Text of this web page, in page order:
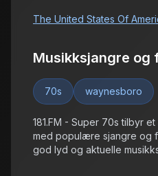
The United States Of
Musikksjangre og
70s waynesboro
181.FM - Super 70s tilbyr
med populære sjangre og
god lyd og aktuelle